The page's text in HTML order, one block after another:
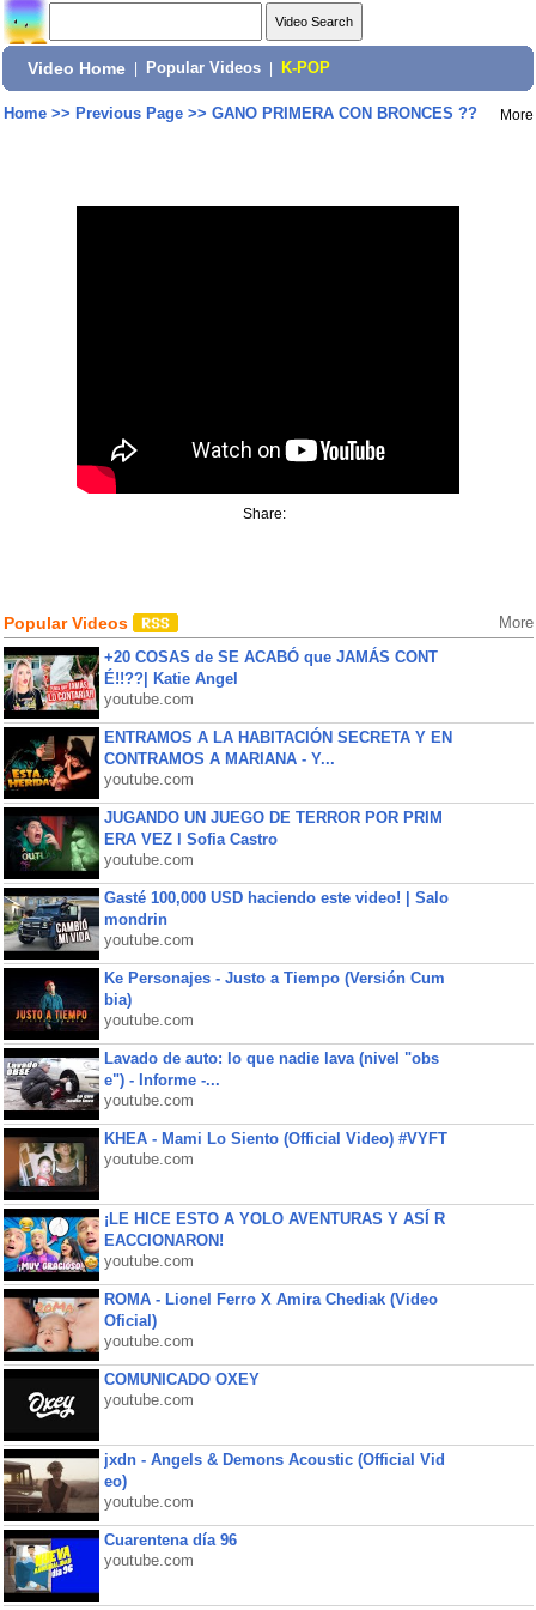
Video Home Popular Videos K-POP
Home>> Previous Page>> GANO PRIMERA CON BRONCES ?? More
Share:
Popular Videos More
+20 COSAS de SE ACABÓ que JAMÁS CONT
É!!??| Katie Angel
youtube.com
ENTRAMOS A LA HABITACIÓN SECRETA Y EN
CONTRAMOS A MARIANA - Y...
youtube.com
JUGANDO UN JUEGO DE TERROR POR PRIM
ERA VEZ l Sofia Castro
youtube.com
Gasté 100,000 USD haciendo este video! | Salo
mondrin
youtube.com
Ke Personajes - Justo a Tiempo (Versión Cum
bia)
youtube.com
Lavado de auto: lo que nadie lava (nivel "obs
e") - Informe -...
youtube.com
KHEA - Mami Lo Siento (Official Video) #VYFT
youtube.com
¡LE HICE ESTO A YOLO AVENTURAS Y ASÍ R
EACCIONARON!
youtube.com
ROMA - Lionel Ferro X Amira Chediak (Video
Oficial)
youtube.com
COMUNICADO OXEY
youtube.com
jxdn - Angels & Demons Acoustic (Official Vid
eo)
youtube.com
Cuarentena día 96
youtube.com